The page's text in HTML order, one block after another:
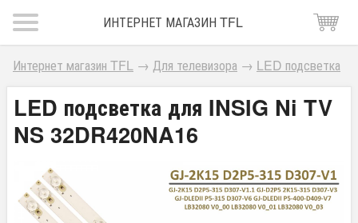
ИНТЕРНЕТ МАГАЗИН TFL
Интернет магазин TFL → Для телевизора → LED подсветка
LED подсветка для INSIG Ni TV
NS 32DR420NA16